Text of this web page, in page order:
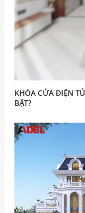
KHÓA CỬA ĐIỆN
BẬT?